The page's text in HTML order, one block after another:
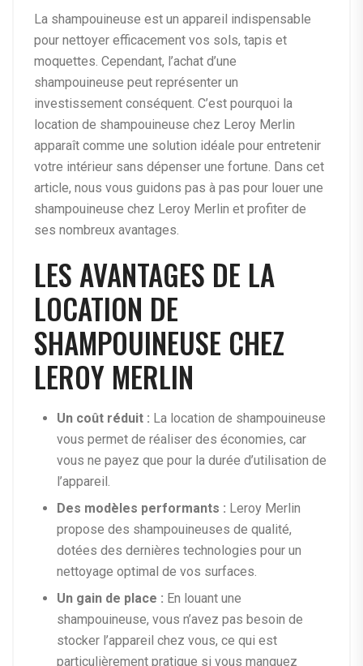
La shampouineuse est un appareil indispensable
pour nettoyer efficacement vos sols, tapis et
moquettes. Cependant, l’achat d’une
shampouineuse peut représenter un
investissement conséquent. C’est pourquoi la
location de shampouineuse chez Leroy Merlin
apparaît comme une solution idéale pour entretenir
votre intérieur sans dépenser une fortune. Dans cet
article, nous vous guidons pas à pas pour louer une
shampouineuse chez Leroy Merlin et profiter de
ses nombreux avantages.
LES AVANTAGES DE LA
LOCATION DE
SHAMPOUINEUSE CHEZ
LEROY MERLIN
Un coût réduit : La location de shampouineuse
vous permet de réaliser des économies, car
vous ne payez que pour la durée d’utilisation de
l’appareil.
Des modèles performants : Leroy Merlin
propose des shampouineuses de qualité,
dotées des dernières technologies pour un
nettoyage optimal de vos surfaces.
Un gain de place : En louant une
shampouineuse, vous n’avez pas besoin de
stocker l’appareil chez vous, ce qui est
particulièrement pratique si vous manquez